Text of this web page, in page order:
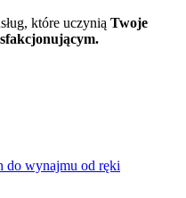
które uczynią Twoje
do wynajmu od ręki